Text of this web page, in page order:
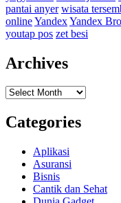
pantai anyer wisata
onlineYandexYandex
youtap pos zet besi
Archives
Archives
Categories
Aplikasi
Asuransi
Bisnis
Cantik dan Sehat